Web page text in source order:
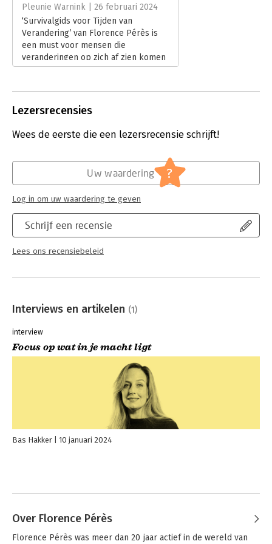
Hoofdrubriek: Algemeen management
Pleunie Warnink | 26 februari 2024
‘Survivalgids voor Tijden van
Verandering’ van Florence Pérès is
een must voor mensen die
veranderingen op zich af zien komen
en even niet weten hoe ze daarmee
Lees verder
Lezersrecensies
Wees de eerste die een lezersrecensie schrijft!
Schrijf een recensie
Lees ons recensiebeleid
Uw waardering ?
Log in om uw waardering te geven
Interviews en artikelen (1)
interview
Focus op wat in je macht ligt
Bas Hakker 10 januari 2024
Over Florence Pérès
Florence Pérès was meer dan 20 jaar actief in de wereld van